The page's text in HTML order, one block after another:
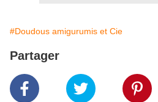
#Doudous amigurumis et Cie
Partager